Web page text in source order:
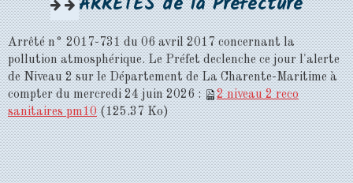
Arrêté n° 2017-731 du 06 avril 2017 concernant la
pollution atmosphérique. Le Préfet declenche ce jour l'alerte
de Niveau 2 sur le Département de La Charente-Maritime à
compter du mercredi 24 juin 2026 :
2 niveau 2 reco
sanitaires pm10(125.37 Ko)